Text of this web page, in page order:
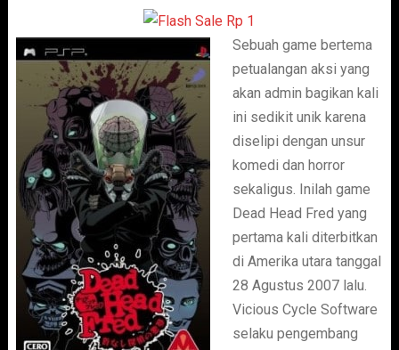
Sebuah game bertema
petualangan aksi yang
akan admin bagikan kali
ini sedikit unik karena
diselipi dengan unsur
komedi dan horror
sekaligus. Inilah game
Dead Head Fred yang
pertama kali diterbitkan
di Amerika utara tanggal
28 Agustus 2007 lalu.
Vicious Cycle Software
selaku pengembang